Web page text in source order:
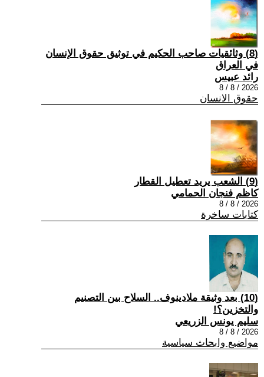
(8) وثائقيات صاحب الحكيم في توثيق حقوق الإنسان
في العراق
رائد عبيس
2026 / 8 / 8
حقوق الانسان
(9) الشعب يريد تعطيل القطار
كاظم فنجان الحمامي
2026 / 8 / 8
كتابات ساخرة
(10) بعد وثيقة ملادينوف.. السلاح بين التصنيم
والتخزين؟!
سليم يونس الزريعي
2026 / 8 / 8
مواضيع وابحاث سياسية